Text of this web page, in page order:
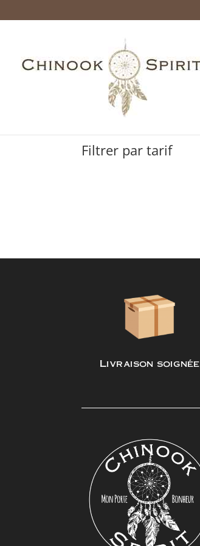
Filtrer par tarif
Livraison soignée